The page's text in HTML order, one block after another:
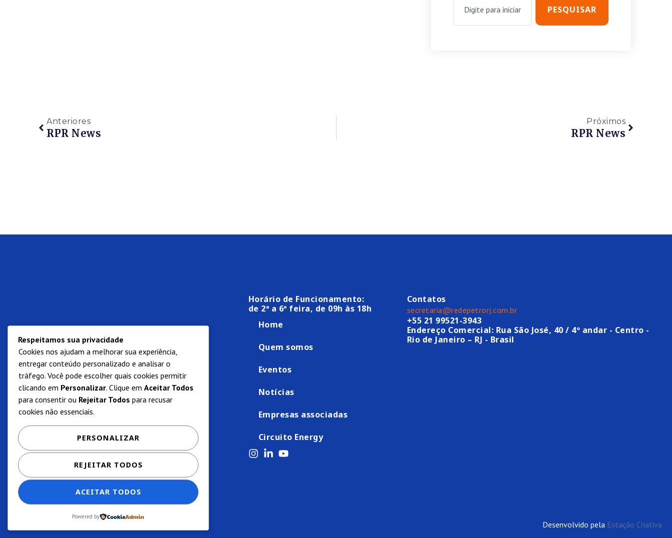
PESQUISAR
Anteriores
RPR News
Próximos
RPR News
Horário de Funcionamento:
de 2ª a 6ª feira, de 09h às 18h
Home
Quem somos
Eventos
Notícias
Empresas associadas
Circuito Energy
Contatos
secretaria@redepetrorj.com.br
+55 21 99521-3943
Endereço Comercial: Rua São José, 40 / 4º andar - Centro -
Rio de Janeiro – RJ - Brasil
Desenvolvido pela Estação Criativa
Respeitamos sua privacidade
Cookies nos ajudam a melhorar sua experiência,
entregar conteúdo personalizado e analisar o
tráfego. Você pode escolher quais cookies permitir
clicando em Personalizar. Clique em Aceitar Todos
para consentir ou Rejeitar Todos para recusar
cookies não essenciais.
PERSONALIZAR
REJEITAR TODOS
ACEITAR TODOS
Powered by